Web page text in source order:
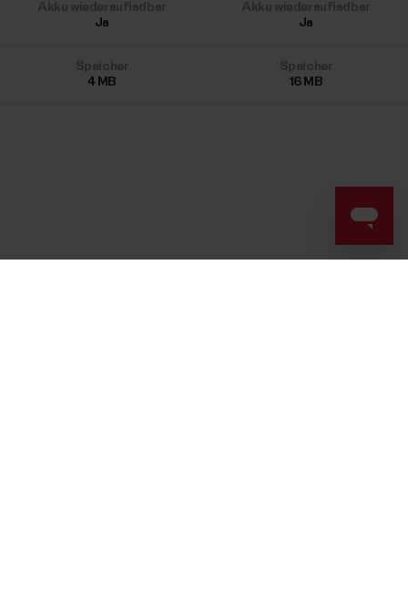
Akku wiederaufladbar
Ja
Speicher
4 MB
Akku wiederaufladbar
Ja
Speicher
16 MB